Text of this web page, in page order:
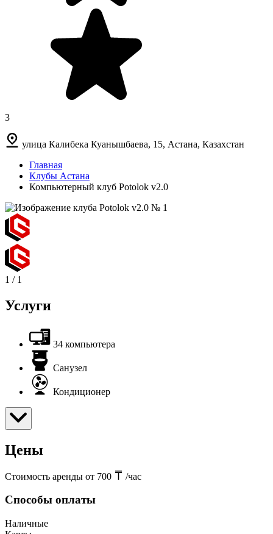
3
улица Калибека Куанышбаева, 15, Астана, Казахстан
Главная
Клубы Астана
Компьютерный клуб Potolok v2.0
1 / 1
Услуги
34 компьютера
Санузел
Кондиционер
Цены
Стоимость аренды от 700 /час
Способы оплаты
Наличные